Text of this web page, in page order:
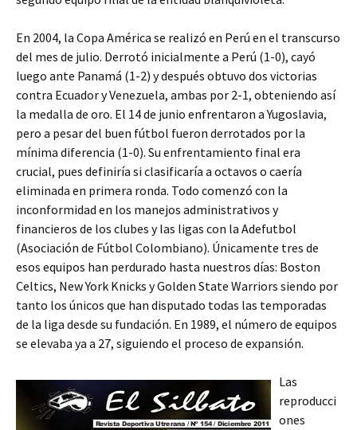
En 2004, la Copa América se realizó en Perú en el transcurso
del mes de julio. Derrotó inicialmente a Perú (1-0), cayó
luego ante Panamá (1-2) y después obtuvo dos victorias
contra Ecuador y Venezuela, ambas por 2-1, obteniendo así
la medalla de oro. El 14 de junio enfrentaron a Yugoslavia,
pero a pesar del buen fútbol fueron derrotados por la
mínima diferencia (1-0). Su enfrentamiento final era
crucial, pues definiría si clasificaría a octavos o caería
eliminada en primera ronda. Todo comenzó con la
inconformidad en los manejos administrativos y
financieros de los clubes y las ligas con la Adefutbol
(Asociación de Fútbol Colombiano). Únicamente tres de
esos equipos han perdurado hasta nuestros días: Boston
Celtics, New York Knicks y Golden State Warriors siendo por
tanto los únicos que han disputado todas las temporadas
de la liga desde su fundación. En 1989, el número de equipos
se elevaba ya a 27, siguiendo el proceso de expansión.
Las
reproducci
ones